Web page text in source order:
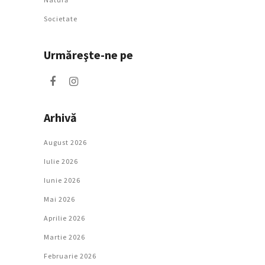
Societate
Urmăreşte-ne pe
Arhivă
August 2026
Iulie 2026
Iunie 2026
Mai 2026
Aprilie 2026
Martie 2026
Februarie 2026